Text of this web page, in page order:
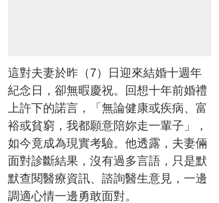
這對夫妻於昨（7）日迎來結婚十週年
紀念日，卻無暇慶祝。回想十年前婚禮
上許下的諾言，「無論健康或疾病、富
裕或貧窮，我都願意陪妳走一輩子」，
如今竟成為現實考驗。他透露，夫妻倆
面對診斷結果，沒有過多言語，只是默
默查閱醫療資訊、諮詢醫生意見，一邊
調適心情一邊勇敢面對。